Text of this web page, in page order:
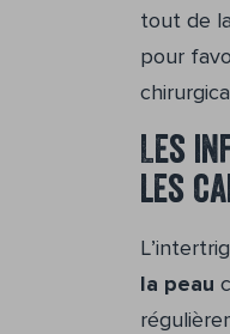
tout de
pour
Les
les
la peau